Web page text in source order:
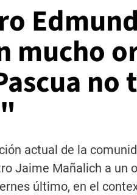
mucho
no
actual de la
Jaime Mañalich a un
último, en el